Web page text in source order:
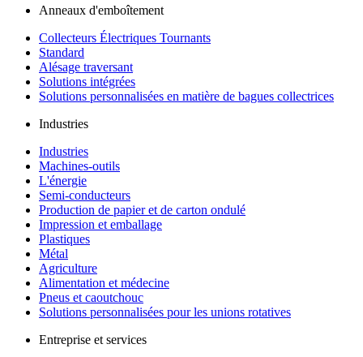
Anneaux d'emboîtement
Collecteurs Électriques Tournants
Standard
Alésage traversant
Solutions intégrées
Solutions personnalisées en matière de bagues collectrices
Industries
Industries
Machines-outils
L'énergie
Semi-conducteurs
Production de papier et de carton ondulé
Impression et emballage
Plastiques
Métal
Agriculture
Alimentation et médecine
Pneus et caoutchouc
Solutions personnalisées pour les unions rotatives
Entreprise et services